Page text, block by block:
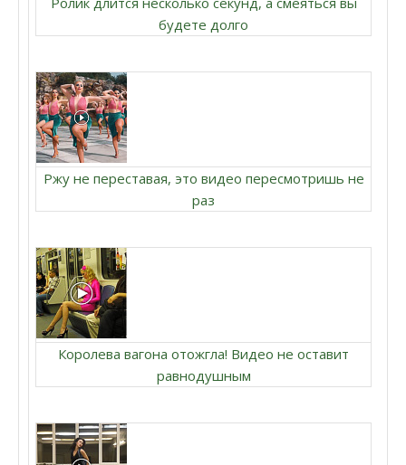
будете долго
Ржу не переставая, это видео пересмотришь не
раз
Королева вагона отожгла! Видео не оставит
равнодушным